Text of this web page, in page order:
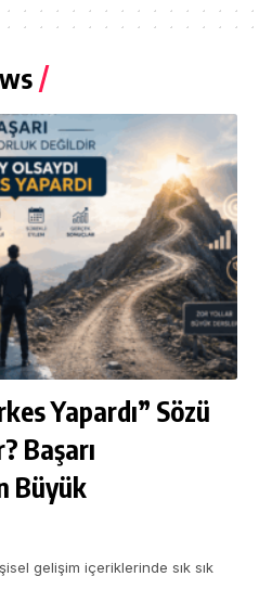
Yapardı” Sözü
Başarı
Büyük
gelişim içeriklerinde sık sık